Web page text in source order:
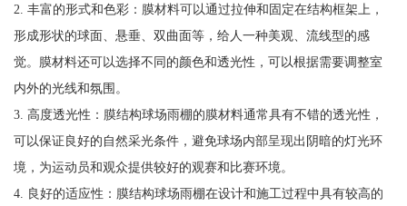
2. 丰富的形式和色彩：膜材料可以通过拉伸和固定在结构框架上，
形成形状的球面、悬垂、双曲面等，给人一种美观、流线型的感
觉。膜材料还可以选择不同的颜色和透光性，可以根据需要调整室
内外的光线和氛围。
3. 高度透光性：膜结构球场雨棚的膜材料通常具有不错的透光性，
可以保证良好的自然采光条件，避免球场内部呈现出阴暗的灯光环
境，为运动员和观众提供较好的观赛和比赛环境。
4. 良好的适应性：膜结构球场雨棚在设计和施工过程中具有较高的